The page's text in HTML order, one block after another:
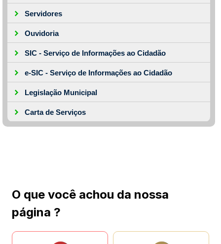
Servidores
Ouvidoria
SIC - Serviço de Informações ao Cidadão
e-SIC - Serviço de Informações ao Cidadão
Legislação Municipal
Carta de Serviços
O que você achou da nossa
página ?